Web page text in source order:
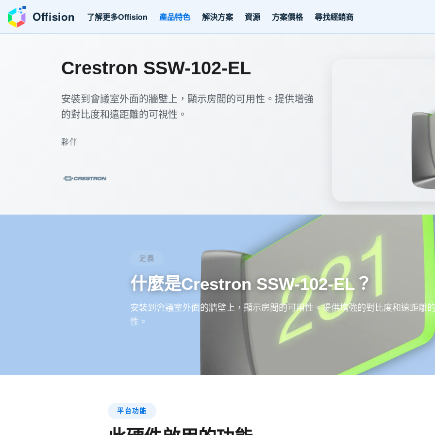
Offision 了解更多Offision 產品特色 解決方案 資源 方案價格 尋找經銷商
Crestron SSW-102-EL
安裝到會議室外面的牆壁上，顯示房間的可用性。提供增強
的對比度和遠距離的可視性。
夥伴
定義
什麼是Crestron SSW-102-EL？
安裝到會議室外面的牆壁上，顯示房間的可用性。提供增強的對比度和遠距離
性。
平台功能